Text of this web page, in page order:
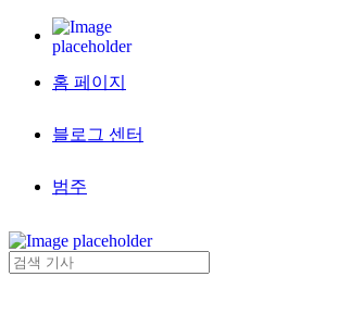
홈 페이지
블로그 센터
범주